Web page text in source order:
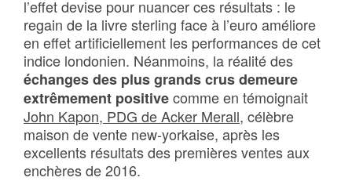
l’effet devise pour nuancer ces résultats : le
regain de la livre sterling face à l’euro améliore
en effet artificiellement les performances de cet
indice londonien. Néanmoins, la réalité des
échanges des plus grands crus demeure
extrêmement positivecomme en témoignait
John Kapon, PDG de Acker Merall, célèbre
maison de vente new-yorkaise, après les
excellents résultats des premières ventes aux
enchères de 2016.